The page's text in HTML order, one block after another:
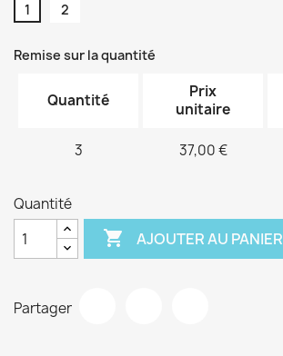
1 2
Remise sur la quantité
Quantité
Prix
unitaire
3 37,00 €
Quantité
 AJOUTER AU PANIER
Partager